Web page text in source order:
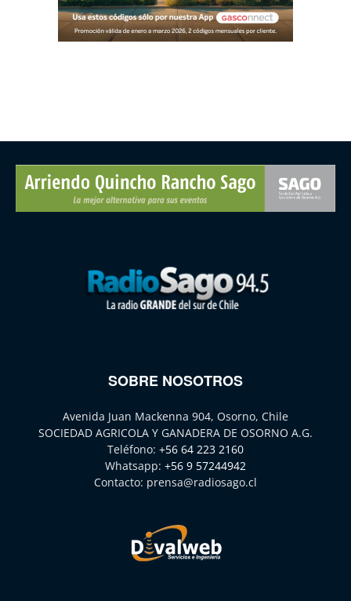
SOBRE NOSOTROS
Avenida Juan Mackenna 904, Osorno, Chile
SOCIEDAD AGRICOLA Y GANADERA DE OSORNO A.G.
Teléfono: +56 64 223 2160
Whatsapp: +56 9 57244942
Contacto: prensa@radiosago.cl